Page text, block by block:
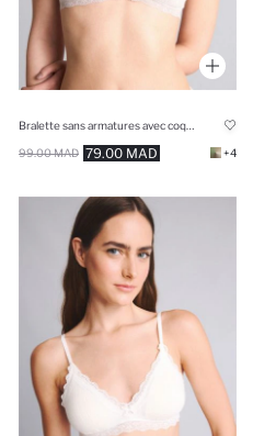
79.00 MAD
99.00 MAD +4